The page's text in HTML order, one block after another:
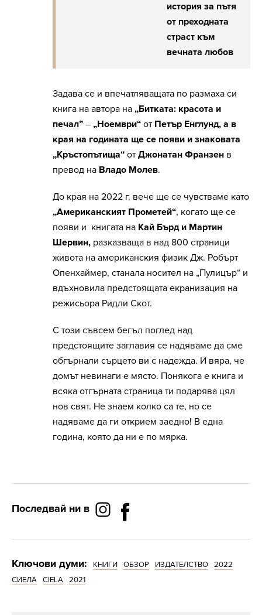
история за пътя
от преходната
страст към
вечната любов
Задава се и впечатляващата по размаха си
книга на автора на „Битката: красота и
печал” – „Ноември“ от Петър Енглунд, а в
края на годината ще се появи и знаковата
„Кръстопътища“ от Джонатан Франзен в
превод на Владо Молев.
До края на 2022 г. вече ще се чувстваме като
„Американският Прометей“, когато ще се
появи и книгата на Кай Бърд и Мартин
Шервин, разказваща в над 800 страници
живота на американския физик Дж. Робърт
Опенхаймер, станала носител на „Пулицър“ и
вдъхновила предстоящата екранизация на
режисьора Ридли Скот.
С този съвсем бегъл поглед над
предстоящите заглавия се надяваме да сме
обгърнали сърцето ви с надежда. И вяра, че
домът невинаги е място. Понякога е книга и
всяка отгърната страница ти подарява цял
нов свят. Не знаем колко са те, но се
надяваме да ги открием заедно! В една
година, която да ни е по мярка.
Последвай ни в
Ключови думи: КНИГИ ОБЗОР ИЗДАТЕЛСТВО
2022
СИЕЛА
CIELA 2021